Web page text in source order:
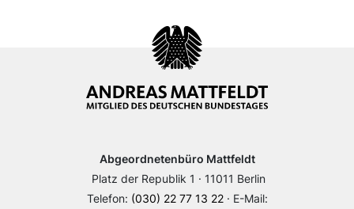
Abgeordnetenbüro Mattfeldt
Platz der Republik 1 · 11011 Berlin
Telefon: (030) 22 77 13 22· E-Mail: